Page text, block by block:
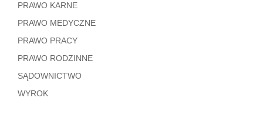
PRAWO KARNE
PRAWO MEDYCZNE
PRAWO PRACY
PRAWO RODZINNE
SĄDOWNICTWO
WYROK